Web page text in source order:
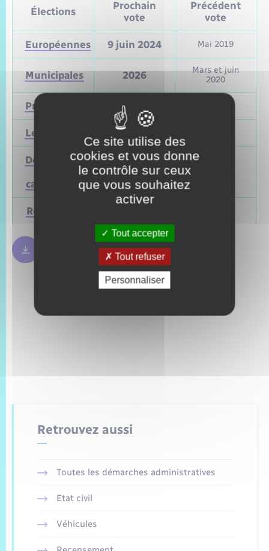
Élections
Prochain
vote
Précédent
vote
Européennes 9 juin 2024 Mai 2019
Municipales 2026
Mars et juin
2020
Présidentielle 2027 Avril 2022
Législatives 2027
Départementales
cantonales)
Mars 2028
Régionales
Règles bulletin de vote 250.09 Ko
Retrouvez aussi
Toutes les démarches administratives
Etat civil
Véhicules
Ce site utilise des
cookies et vous donne
le contrôle sur ceux
que vous souhaitez
activer
Tout accepter
Tout refuser
Personnaliser